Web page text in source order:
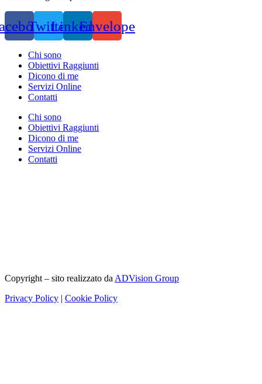
TwitterLinkedinEnvelope
Chi sono
Obiettivi Raggiunti
Dicono di me
Servizi Online
Contatti
Chi sono
Obiettivi Raggiunti
Dicono di me
Servizi Online
Contatti
Copyright – sito realizzato da ADVision Group
Privacy Policy | Cookie Policy